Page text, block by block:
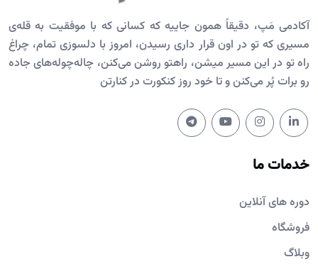
آکادمی مَپ، دقیقاً همون جاییه که کسانی که با موفقیت به قله‌ی
مسیری که تو در اون قرار داری رسیدن، امروز با دلسوزی تمام، چراغ
راه تو در این مسیر میشن، راهتو روشن می‌کنن، چاله‌چوله‌های جاده
رو برات پُر می‌کنن و تا خود روز کنکورت در کنارتن
خدمات ما
دوره های آنلاین
فروشگاه
وبلاگ